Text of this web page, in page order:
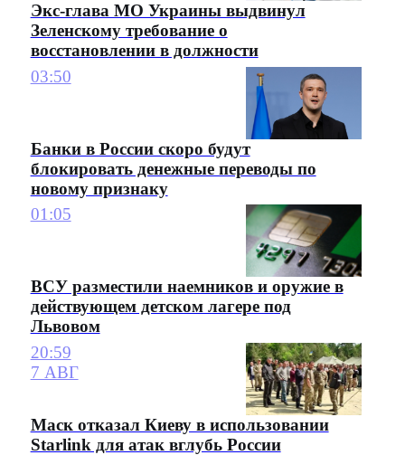
Экс-глава МО Украины выдвинул
Зеленскому требование о
восстановлении в должности
03:50
Банки в России скоро будут
блокировать денежные переводы по
новому признаку
01:05
ВСУ разместили наемников и оружие в
действующем детском лагере под
Львовом
20:59
7 АВГ
Маск отказал Киеву в использовании
Starlink для атак вглубь России